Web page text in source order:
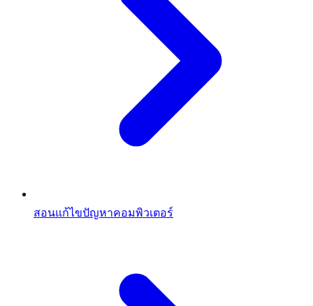
สอนแก้ไขปัญหาคอมพิวเตอร์